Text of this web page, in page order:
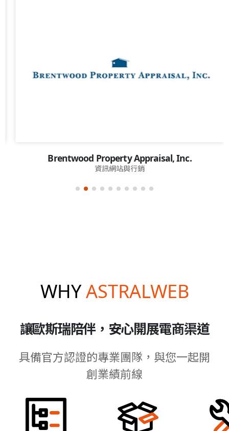
Brentwood Property Appraisal, Inc.
資訊網站與行銷
WHYASTRALWEB
讓歐斯瑞陪伴，安心開展電商渠道
具備官方認證的專業團隊，與您一起開
創業績前線